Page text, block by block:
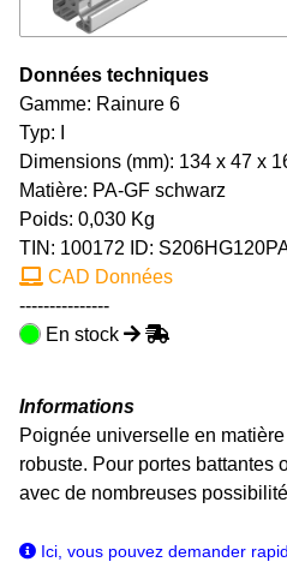
Données techniques
Gamme: Rainure 6
Typ: I
Dimensions (mm): 134 x 47 x
Matière: PA-GF schwarz
Poids: 0,030 Kg
TIN: 100172 ID:
CAD Données
---------------
En stock
Informations
Poignée universelle en
robuste. Pour portes battantes
avec de nombreuses
Ici, vous pouvez demander